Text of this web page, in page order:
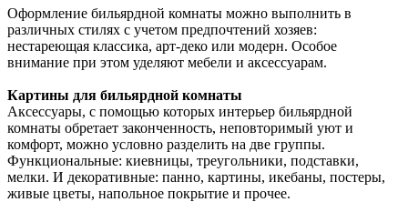
Оформление бильярдной комнаты можно выполнить в
различных стилях с учетом предпочтений хозяев:
нестареющая классика, арт-деко или модерн. Особое
внимание при этом уделяют мебели и аксессуарам.
Картины для бильярдной комнаты
Аксессуары, с помощью которых интерьер бильярдной
комнаты обретает законченность, неповторимый уют и
комфорт, можно условно разделить на две группы.
Функциональные: киевницы, треугольники, подставки,
мелки. И декоративные: панно, картины, икебаны, постеры,
живые цветы, напольное покрытие и прочее.